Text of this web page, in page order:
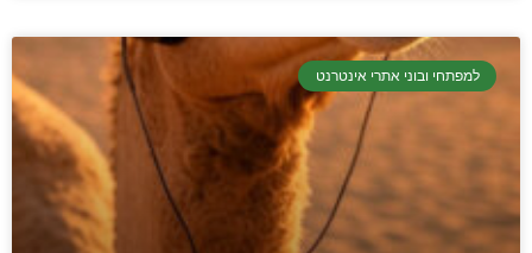
למפתחי ובוני אתרי אינטרנט